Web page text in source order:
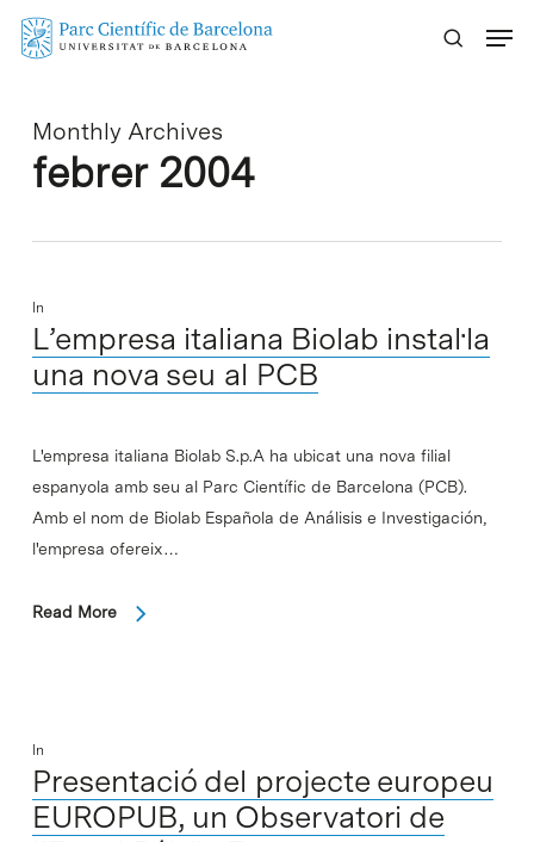
Skip
Monthly Archives
febrer 2004
In
L’empresa italiana Biolab instal·la
una nova seu al PCB
L'empresa italiana Biolab S.p.A ha ubicat una nova filial
espanyola amb seu al Parc Científic de Barcelona (PCB).
Amb el nom de Biolab Española de Análisis e Investigación,
l'empresa ofereix…
Read More
In
Presentació del projecte europeu
EUROPUB, un Observatori de